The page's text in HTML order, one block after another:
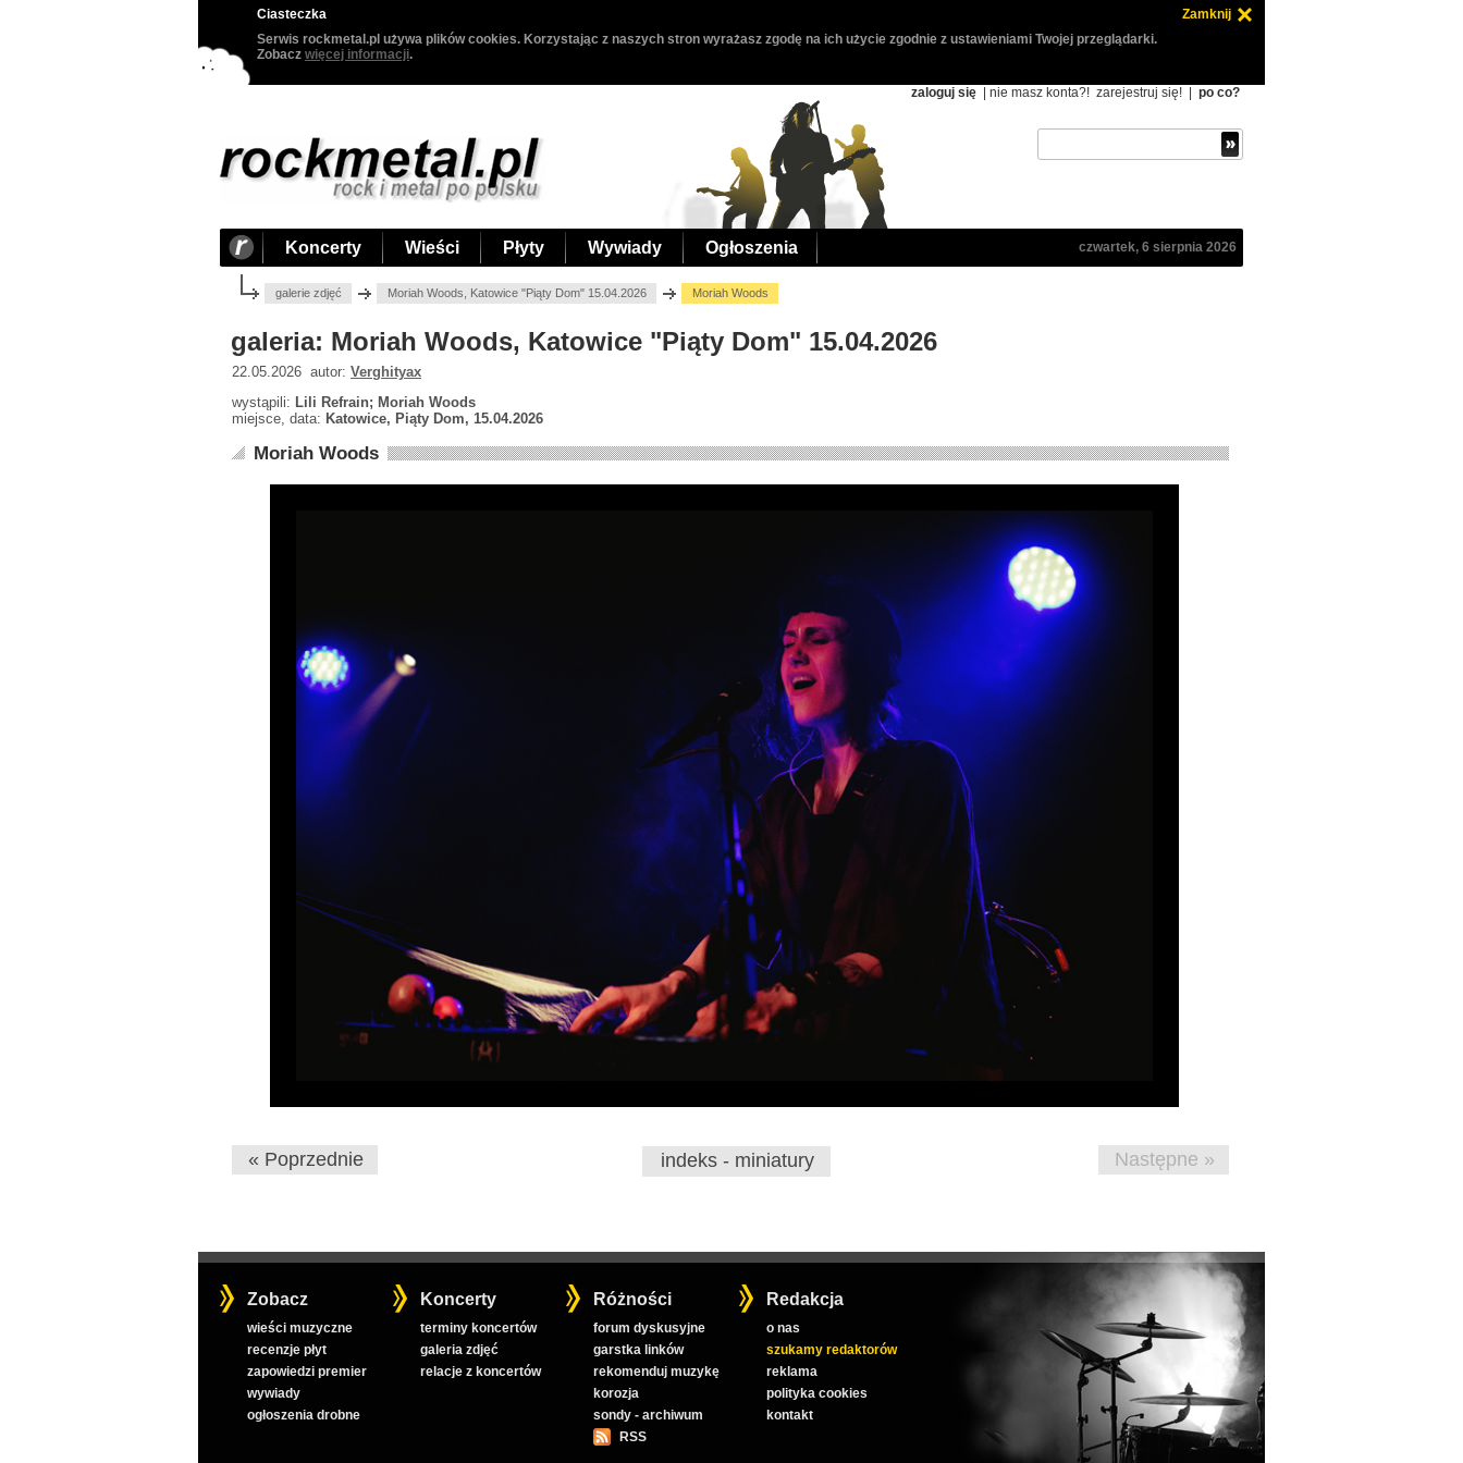
Ciasteczka
Zamknij
Serwis rockmetal.pl używa plików cookies. Korzystając z naszych stron wyrażasz zgodę na ich użycie zgodnie z ustawieniami Twojej przeglądarki.
Zobacz więcej informacji.
zaloguj się | nie masz konta?! zarejestruj się! po co?
Koncerty Wieści Płyty Wywiady Ogłoszenia czwartek, 6 sierpnia 2026
galerie zdjęć Moriah Woods, Katowice "Piąty Dom" 15.04.2026 Moriah Woods
galeria: Moriah Woods, Katowice "Piąty Dom" 15.04.2026
22.05.2026 autor: Verghityax
wystąpili: Lili Refrain; Moriah Woods
miejsce, data: Katowice, Piąty Dom, 15.04.2026
Moriah Woods
« Poprzednie indeks - miniatury Następne »
Zobacz
wieści muzyczne
recenzje płyt
zapowiedzi premier
wywiady
ogłoszenia drobne
Koncerty
terminy koncertów
galeria zdjęć
relacje z koncertów
Różności
forum dyskusyjne
garstka linków
rekomenduj muzykę
korozja
sondy - archiwum
RSS
Redakcja
o nas
szukamy redaktorów
reklama
polityka cookies
kontakt